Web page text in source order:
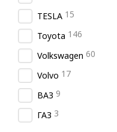
TESLA 15
Toyota 146
Volkswagen 60
Volvo 17
ВАЗ 9
ГАЗ 3